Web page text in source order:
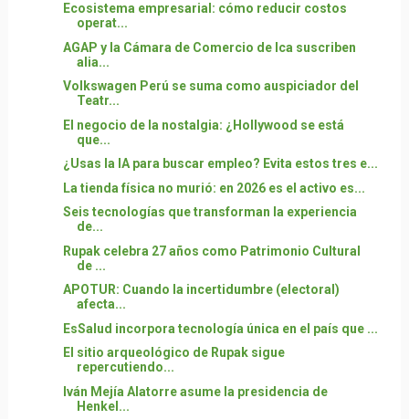
Ecosistema empresarial: cómo reducir costos
operat...
AGAP y la Cámara de Comercio de Ica suscriben
alia...
Volkswagen Perú se suma como auspiciador del
Teatr...
El negocio de la nostalgia: ¿Hollywood se está
que...
¿Usas la IA para buscar empleo? Evita estos tres e...
La tienda física no murió: en 2026 es el activo es...
Seis tecnologías que transforman la experiencia
de...
Rupak celebra 27 años como Patrimonio Cultural
de ...
APOTUR: Cuando la incertidumbre (electoral)
afecta...
EsSalud incorpora tecnología única en el país que ...
El sitio arqueológico de Rupak sigue
repercutiendo...
Iván Mejía Alatorre asume la presidencia de
Henkel...